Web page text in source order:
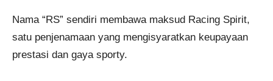
Nama “RS” sendiri membawa maksud Racing Spirit,
satu penjenamaan yang mengisyaratkan keupayaan
prestasi dan gaya sporty.